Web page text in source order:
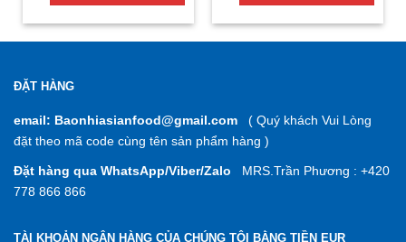
ĐẶT HÀNG
email: Baonhiasianfood@gmail.com ( Quý khách Vui Lòng
đặt theo mã code cùng tên sản phẩm hàng )
Đặt hàng qua WhatsApp/Viber/Zalo MRS.Trần Phương : +420
778 866 866
TÀI KHOẢN NGÂN HÀNG CỦA CHÚNG TÔI BẰNG TIỀN EUR